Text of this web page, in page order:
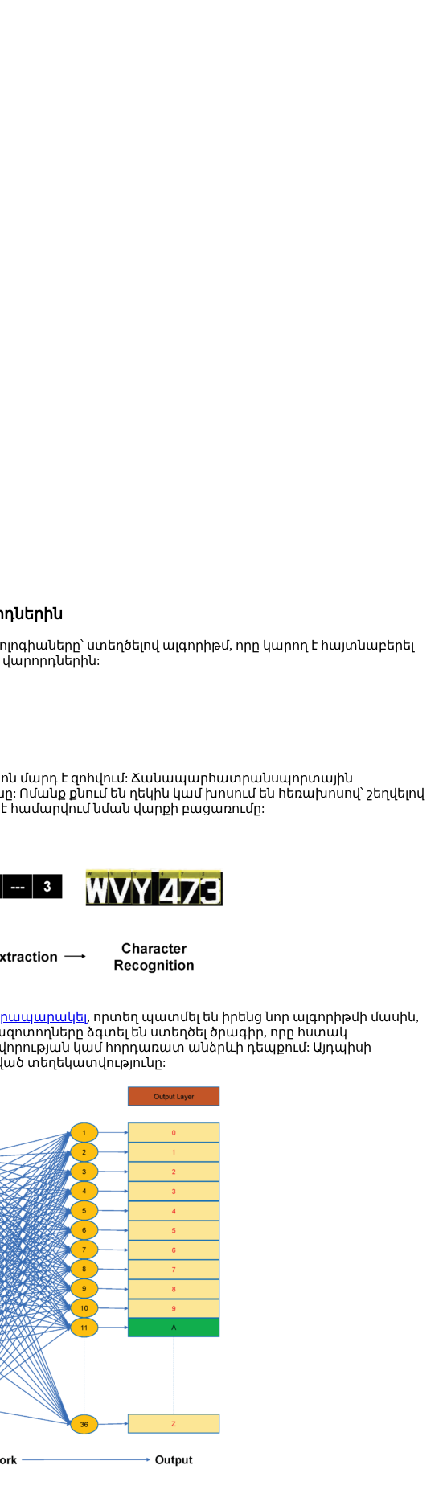
ստեղծելով ալգորիթմ, որը կարող է հայտնաբերել
վարորդներին:
մարդ է զոհվում: Ճանապարհատրանսպորտային
քնում են ղեկին կամ խոսում են հեռախոսով՝ շեղվելով
նման վարքի բացառումը:
, որտեղ պատմել են իրենց նոր ալգորիթմի մասին,
ձգտել են ստեղծել ծրագիր, որը հստակ
կամ հորդառատ անձրևի դեպքում: Այդպիսի
տեղեկատվությունը: